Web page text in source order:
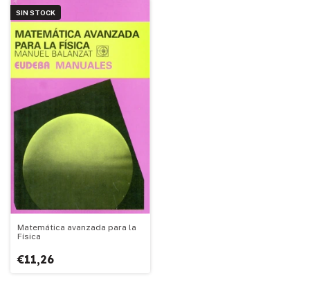
SIN STOCK
Matemática avanzada para la
Física
€11,26